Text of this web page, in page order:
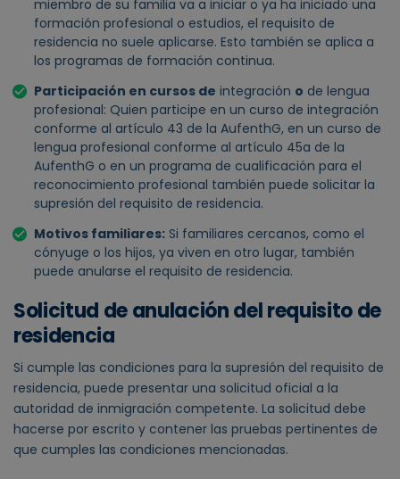
miembro de su familia va a iniciar o ya ha iniciado una
formación profesional o estudios, el requisito de
residencia no suele aplicarse. Esto también se aplica a
los programas de formación continua.
Participación en cursos de integración o de lengua
profesional: Quien participe en un curso de integración
conforme al artículo 43 de la AufenthG, en un curso de
lengua profesional conforme al artículo 45a de la
AufenthG o en un programa de cualificación para el
reconocimiento profesional también puede solicitar la
supresión del requisito de residencia.
Motivos familiares: Si familiares cercanos, como el
cónyuge o los hijos, ya viven en otro lugar, también
puede anularse el requisito de residencia.
Solicitud de anulación del requisito de
residencia
Si cumple las condiciones para la supresión del requisito de
residencia, puede presentar una solicitud oficial a la
autoridad de inmigración competente. La solicitud debe
hacerse por escrito y contener las pruebas pertinentes de
que cumples las condiciones mencionadas.